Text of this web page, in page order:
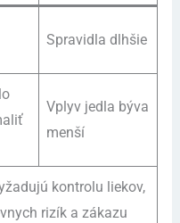
Spravidla dlhšie
Vplyv jedla býva
menší
kontrolu liekov,
rizík a zákazu